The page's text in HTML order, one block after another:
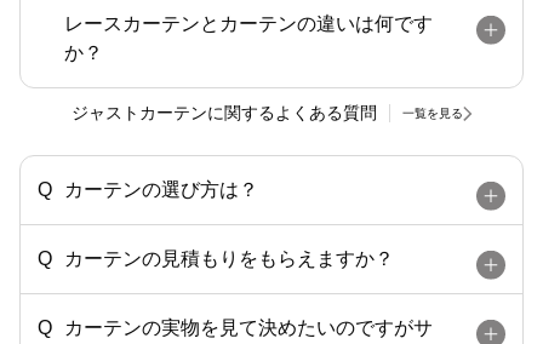
レースカーテンとカーテンの違いは何です
か？
ジャストカーテンに関するよくある質問 一覧を見る
カーテンの選び方は？
カーテンの見積もりをもらえますか？
カーテンの実物を見て決めたいのですがサ